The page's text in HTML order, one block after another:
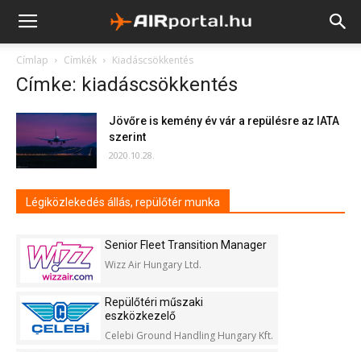
Címlap Címkék Kiadáscsökkentés
Címke: kiadáscsökkentés
Jövőre is kemény év vár a repülésre az IATA
szerint
2020.10.28.
Légiközlekedés állás, repülőtér munka
Senior Fleet Transition Manager
Wizz Air Hungary Ltd.
Repülőtéri műszaki
eszközkezelő
Celebi Ground Handling Hungary Kft.